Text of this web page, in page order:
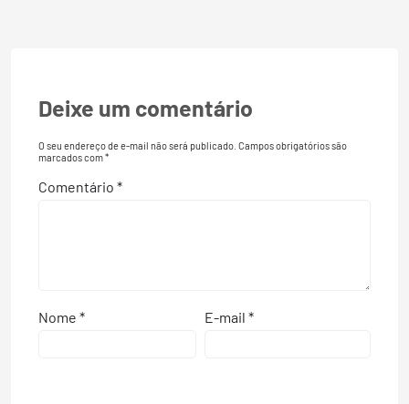
Deixe um comentário
O seu endereço de e-mail não será publicado. Campos obrigatórios são
marcados com*
Comentário *
Nome * E-mail *